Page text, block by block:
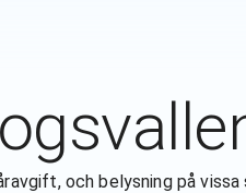
och belysning på vissa